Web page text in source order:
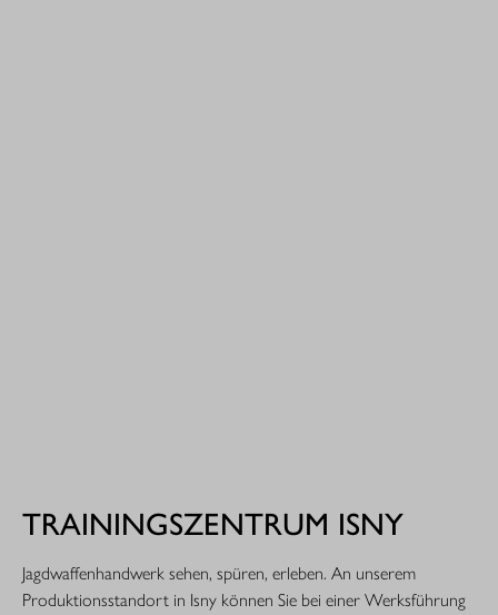
TRAININGSZENTRUM ISNY
Jagdwaffenhandwerk sehen, spüren, erleben. An unserem
Produktionsstandort in Isny können Sie bei einer Werksführung